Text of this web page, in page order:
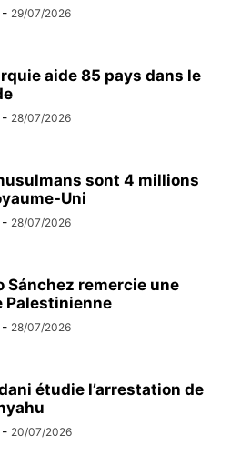
- 29/07/2026
aide 85 pays dans le
- 28/07/2026
sont 4 millions
Uni
- 28/07/2026
Sánchez remercie une
Palestinienne
- 28/07/2026
étudie l’arrestation de
- 20/07/2026